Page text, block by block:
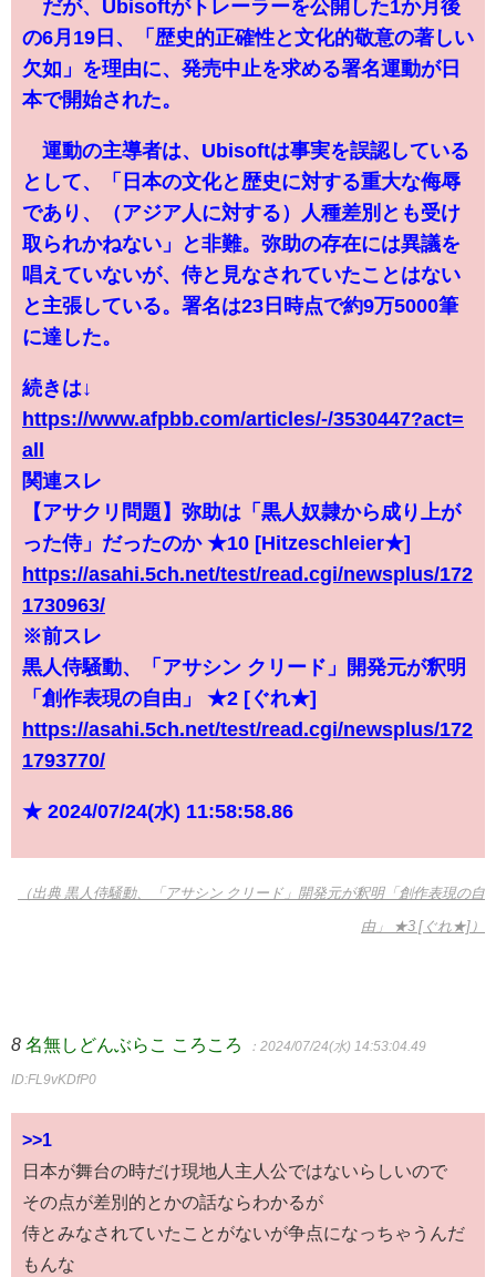
だが、Ubisoftがトレーラーを公開した1か月後
の6月19日、「歴史的正確性と文化的敬意の著しい
欠如」を理由に、発売中止を求める署名運動が日
本で開始された。
運動の主導者は、Ubisoftは事実を誤認している
として、「日本の文化と歴史に対する重大な侮辱
であり、（アジア人に対する）人種差別とも受け
取られかねない」と非難。弥助の存在には異議を
唱えていないが、侍と見なされていたことはない
と主張している。署名は23日時点で約9万5000筆
に達した。
続きは↓
https://www.afpbb.com/articles/-/3530447?act=
all
関連スレ
【アサクリ問題】弥助は「黒人奴隷から成り上が
った侍」だったのか ★10 [Hitzeschleier★]
https://asahi.5ch.net/test/read.cgi/newsplus/172
1730963/
※前スレ
黒人侍騒動、「アサシン クリード」開発元が釈明
「創作表現の自由」 ★2 [ぐれ★]
https://asahi.5ch.net/test/read.cgi/newsplus/172
1793770/
★ 2024/07/24(水) 11:58:58.86
（出典 黒人侍騒動、「アサシン クリード」開発元が釈明「創作表現の自
由」 ★3 [ぐれ★]）
8 名無しどんぶらこ ころころ ：2024/07/24(水) 14:53:04.49
ID:FL9vKDfP0
>>1
日本が舞台の時だけ現地人主人公ではないらしいので
その点が差別的とかの話ならわかるが
侍とみなされていたことがないが争点になっちゃうんだ
もんな